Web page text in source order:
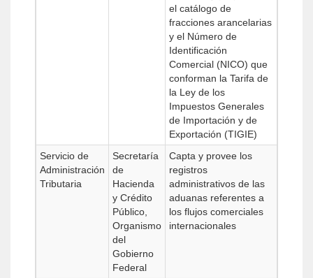
el catálogo de
fracciones arancelarias
y el Número de
Identificación
Comercial (NICO) que
conforman la Tarifa de
la Ley de los
Impuestos Generales
de Importación y de
Exportación (TIGIE)
Servicio de
Administración
Tributaria
Secretaría
de
Hacienda
y Crédito
Público,
Organismo
del
Gobierno
Federal
Capta y provee los
registros
administrativos de las
aduanas referentes a
los flujos comerciales
internacionales